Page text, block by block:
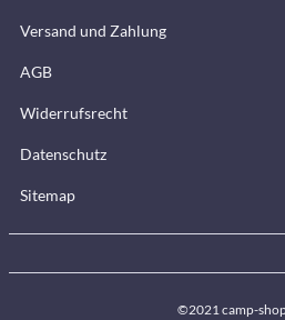
Versand und Zahlung
AGB
Widerrufsrecht
Datenschutz
Sitemap
©2021 camp-